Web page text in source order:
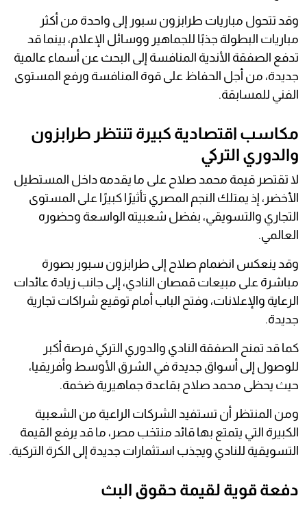
وقد تتحول مباريات طرابزون سبور إلى واحدة من أكثر
مباريات البطولة جذبًا للجماهير ووسائل الإعلام، بينما قد
تدفع الصفقة الأندية المنافسة إلى البحث عن أسماء عالمية
جديدة، من أجل الحفاظ على قوة المنافسة ورفع المستوى
الفني للمسابقة.
مكاسب اقتصادية كبيرة تنتظر طرابزون
والدوري التركي
لا تقتصر قيمة محمد صلاح على ما يقدمه داخل المستطيل
الأخضر، إذ يمتلك النجم المصري تأثيرًا كبيرًا على المستوى
التجاري والتسويقي، بفضل شعبيته الواسعة وحضوره
العالمي.
وقد ينعكس انضمام صلاح إلى طرابزون سبور بصورة
مباشرة على مبيعات قمصان النادي، إلى جانب زيادة عائدات
الرعاية والإعلانات، وفتح الباب أمام توقيع شراكات تجارية
جديدة.
كما قد تمنح الصفقة النادي والدوري التركي فرصة أكبر
للوصول إلى أسواق جديدة في الشرق الأوسط وأفريقيا،
حيث يحظى محمد صلاح بقاعدة جماهيرية ضخمة.
ومن المنتظر أن تستفيد الشركات الراعية من الشعبية
الكبيرة التي يتمتع بها قائد منتخب مصر، ما قد يرفع القيمة
التسويقية للنادي ويجذب استثمارات جديدة إلى الكرة التركية.
دفعة قوية لقيمة حقوق البث